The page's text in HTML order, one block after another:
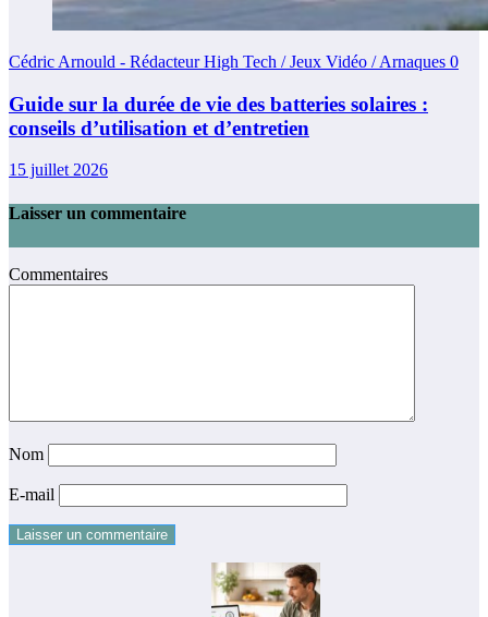
Cédric Arnould - Rédacteur High Tech / Jeux Vidéo / Arnaques 0
Guide sur la durée de vie des batteries solaires :
conseils d’utilisation et d’entretien
15 juillet 2026
Laisser un commentaire
Commentaires
Nom
E-mail